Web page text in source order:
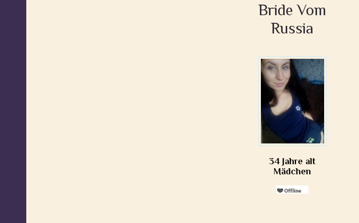
Bride Vom
Russia
34 Jahre alt
Mädchen